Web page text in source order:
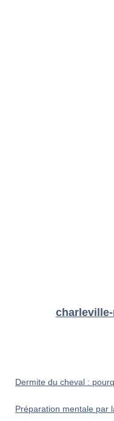
Dermite du cheval :
Préparation mentale par